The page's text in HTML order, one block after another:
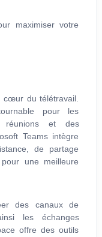
maximiser votre
cœur du télétravail.
pour les
réunions et des
Teams intègre
de partage
une meilleure
des canaux de
les échanges
offre des outils